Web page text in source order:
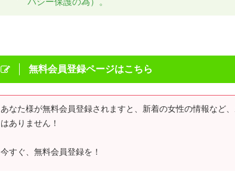
無料会員登録ページはこちら
あなた様が無料会員登録されますと、新着の女性の情報など
はありません！
今すぐ、無料会員登録を！